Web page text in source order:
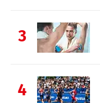
3
4